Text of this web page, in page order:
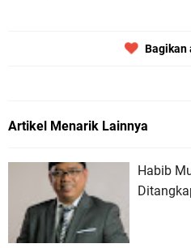
Bagikan
Artikel Menarik Lainnya
Habib